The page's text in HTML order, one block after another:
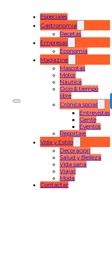
Especiales
Gastronomía
Recetas
Empresas
Economía
Magazine
Mascotas
Motor
Náutica
Ocio & tiempo
libre
Crónica social
Entrevistas
Gente
Eventos
Reportaje
Vida y Estilo
Decoración
Salud y Belleza
Vida sana
Viajar
Moda
Contactar